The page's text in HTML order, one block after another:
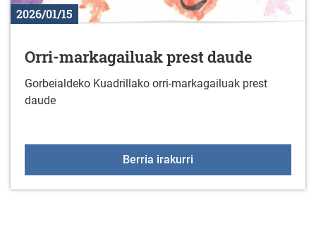
2026/01/15
Orri-markagailuak prest daude
Gorbeialdeko Kuadrillako orri-markagailuak prest
daude
Berria irakurri